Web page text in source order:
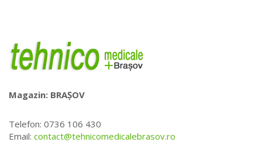
Magazin: BRAȘOV
Telefon: 0736 106 430
Email: contact@tehnicomedicalebrasov.ro